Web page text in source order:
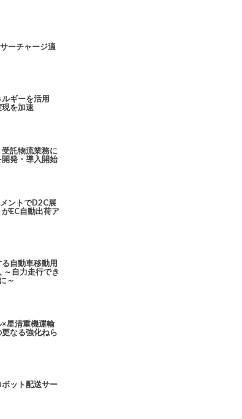
ーチャージ適
ギーを活用
を加速
託物流業務に
開発・導入開始
ントでD2C展
EC自動出荷ア
自動車移動用
～自力走行でき
～
×星清重機運輸
なる強化ねら
ット配送サー